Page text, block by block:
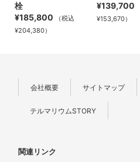
栓
¥185,800
（税込
¥204,380）
¥139,700
¥153,670）
会社概要 サイトマップ
テルマリウムSTORY
関連リンク